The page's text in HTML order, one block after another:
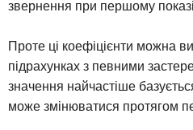
звернення при першому
Проте ці коефіцієнти можна
підрахунках з певними
значення найчастіше
може змінюватися протягом